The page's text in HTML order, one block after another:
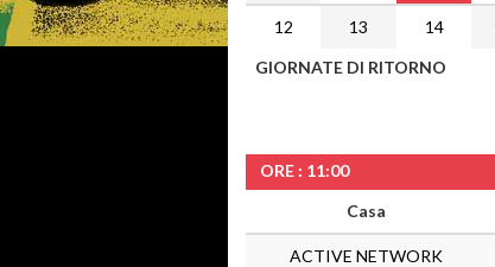
12 13 14
GIORNATE DI RITORNO
ORE : 11:00
Casa
ACTIVE NETWORK